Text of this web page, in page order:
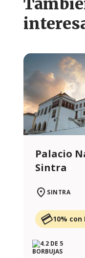
Palacio
Sintra
SINTRA
10% con